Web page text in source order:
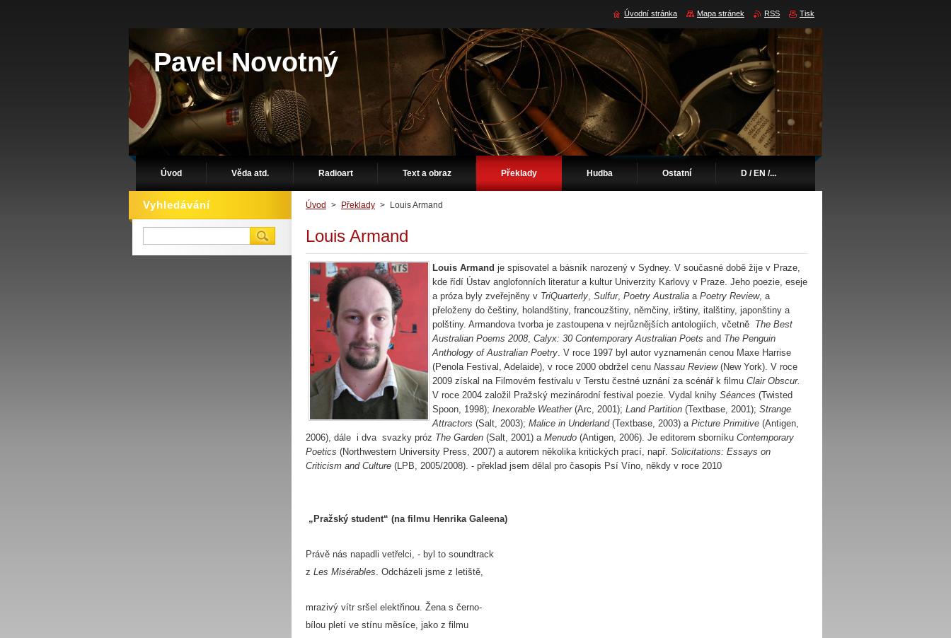
Pavel Novotný
Úvod Věda atd. Radioart Text a obraz Překlady Hudba Ostatní D / EN /...
Úvod > Překlady > Louis Armand
Louis Armand
Louis Armand je spisovatel a básník narozený v Sydney. V současné době žije v Praze,
kde řídí Ústav anglofonních literatur a kultur Univerzity Karlovy v Praze. Jeho poezie, eseje
a próza byly zveřejněny v TriQuarterly, Sulfur, Poetry Australia aPoetry Review, a
přeloženy do češtiny, holandštiny, francouzštiny, němčiny, irštiny, italštiny, japonštiny a
polštiny. Armandova tvorba je zastoupena v nejrůznějších antologiích, včetně The Best
Australian Poems 2008, Calyx: 30 Contemporary Australian Poets and The Penguin
Anthology of Australian Poetry. V roce 1997 byl autor vyznamenán cenou Maxe Harrise
(Penola Festival, Adelaide), v roce 2000 obdržel cenu Nassau Review(New York). V roce
2009 získal na Filmovém festivalu v Terstu čestné uznání za scénář k filmu Clair Obscur.
V roce 2004 založil Pražský mezinárodní festival poezie. Vydal knihy Séances (Twisted
Spoon, 1998); Inexorable Weather(Arc, 2001); Land Partition (Textbase, 2001); Strange
Attractors (Salt, 2003); Malice in Underland(Textbase, 2003) a Picture Primitive (Antigen,
2006), dále i dva svazky próz The Garden (Salt, 2001) a Menudo (Antigen, 2006). Je editorem sborníku Contemporary
Poetics (Northwestern University Press, 2007) a autorem několika kritických prací, např. Solicitations: Essays on
Criticism and Culture (LPB, 2005/2008). - překlad jsem dělal pro časopis Psí Víno, někdy v roce 2010
„Pražský student“ (na filmu Henrika Galeena)
Právě nás napadli vetřelci, - byl to soundtrack
z Les Misérables. Odcházeli jsme z letiště,
mrazivý vítr sršel elektřinou. Žena s černo-
bílou pletí ve stínu měsíce, jako z filmu
Vyhledávání
Úvodní stránka Mapa stránek RSS Tisk